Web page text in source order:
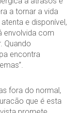
a tornar a vida
e disponível,
envolvida com
Quando
encontra
fora do normal,
que é esta